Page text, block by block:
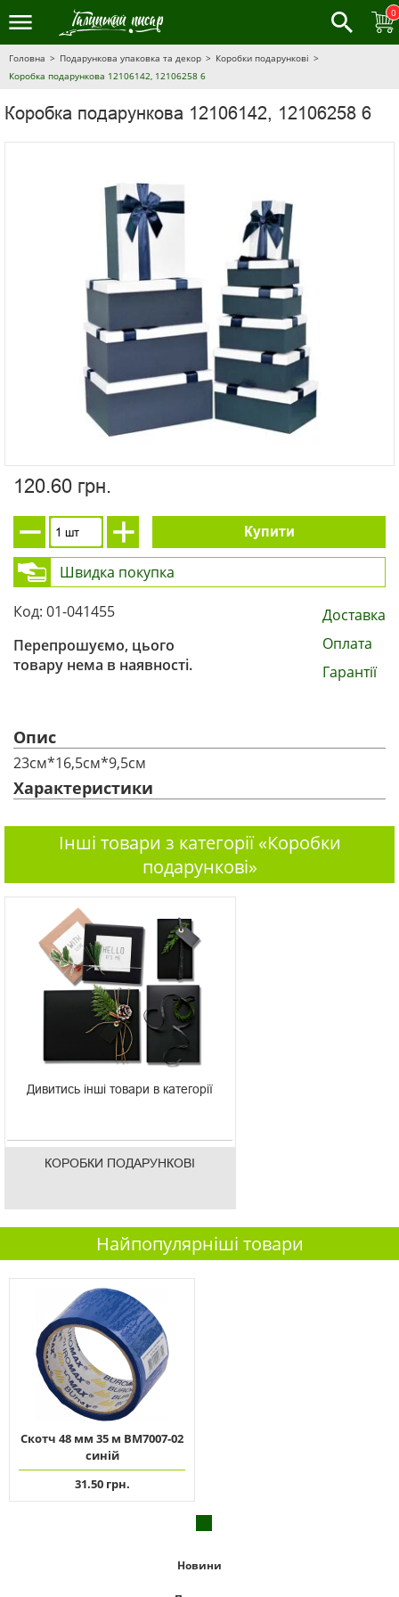
0
Головна Подарункова упаковка та декор
Коробки подарункові
Коробка подарункова 12106142, 12106258 6
Коробка подарункова 12106142, 12106258 6
120.60 грн.
Купити
Швидка покупка
Код: 01-041455
Перепрошуємо, цього
товару нема в наявності.
Доставка
Оплата
Гарантії
Опис
23см*16,5см*9,5см
Характеристики
Інші товари з категорії «Коробки
подарункові»
Дивитись інші товари в категорії
КОРОБКИ ПОДАРУНКОВІ
Найпопулярніші товари
Скотч 48 мм 35 м ВМ7007-02
синій
31.50 грн.
Новини